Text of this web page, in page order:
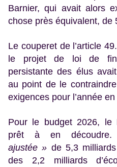
Barnier, qui avait alors
chose près équivalent, de
Le couperet de l’article
le projet de loi de
persistante des élus
au point de le
exigences pour l’année
Pour le budget 2026, le
prêt à en découdre.
ajustée » de 5,3
des 2,2 milliards